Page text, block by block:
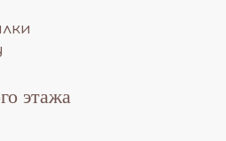
этажа